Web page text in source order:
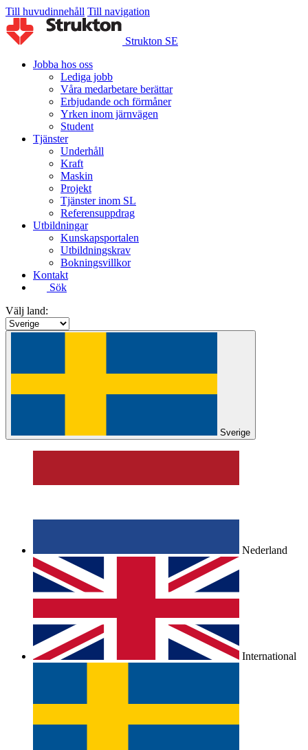
Till huvudinnehåll Till navigation
Strukton SE
Jobba hos oss
Lediga jobb
Våra medarbetare berättar
Erbjudande och förmåner
Yrken inom järnvägen
Student
Tjänster
Underhåll
Kraft
Maskin
Projekt
Tjänster inom SL
Referensuppdrag
Utbildningar
Kunskapsportalen
Utbildningskrav
Bokningsvillkor
Kontakt
Sök
Välj land:
Sverige
Nederland
International